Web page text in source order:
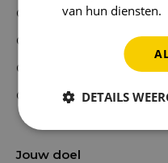
Online marketing in
Online marketing in
Online marketing in
Ons Team
Jouw doel
van hun diensten.
DETAILS